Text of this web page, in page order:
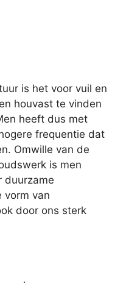
is het voor vuil en
houvast te vinden
heeft dus met
frequentie dat
Omwille van de
is men
duurzame
vorm van
door ons sterk